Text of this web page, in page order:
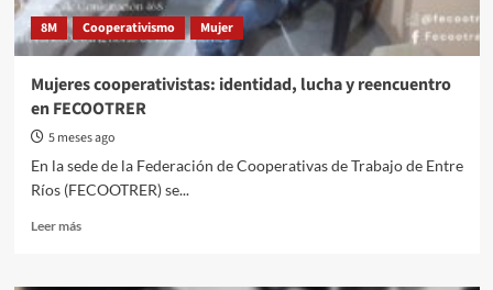
en
AGMER
Gualeguaychú
8M Cooperativismo Mujer
Mujeres cooperativistas: identidad, lucha y reencuentro
en FECOOTRER
5 meses ago
En la sede de la Federación de Cooperativas de Trabajo de Entre
Ríos (FECOOTRER) se...
Leer másRead
Mujeres